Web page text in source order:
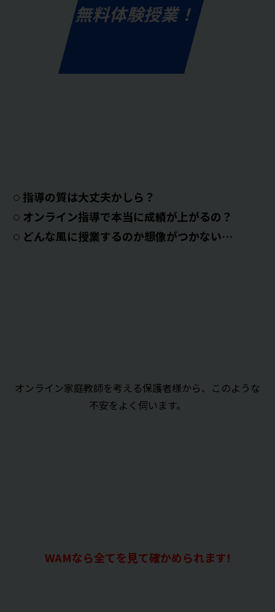
無料体験授業！
指導の質は大丈夫かしら？
オンライン指導で本当に成績が上がるの？
どんな風に授業するのか想像がつかない…
オンライン家庭教師を考える保護者様から、このような
不安をよく伺います。
WAMなら全てを見て確かめられます!